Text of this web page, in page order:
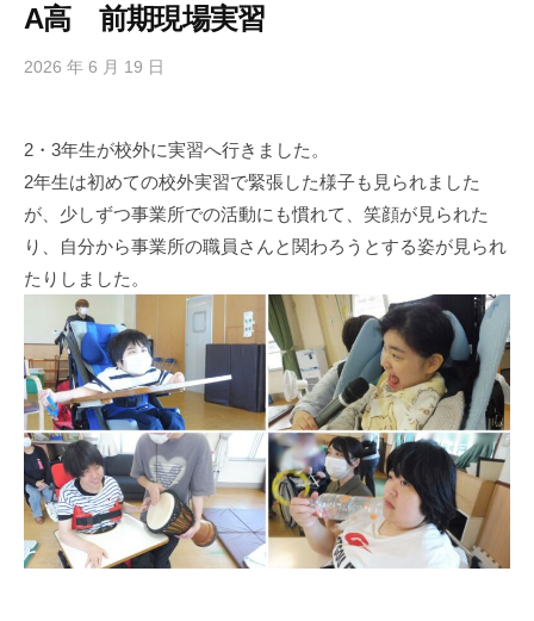
A高 前期現場実習
2026 年 6 月 19 日
i
g
a
s
s
n
1
0
0
2・3年生が校外に実習へ行きました。
2年生は初めての校外実習で緊張した様子も見られました
が、少しずつ事業所での活動にも慣れて、笑顔が見られた
り、自分から事業所の職員さんと関わろうとする姿が見られ
たりしました。